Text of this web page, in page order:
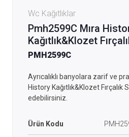
Wc Kağıtlıklar
Pmh2599C Mıra
Kağıtlık&Klozet
PMH2599C
Ayrıcalıklı banyolara zarif ve
History Kağıtlık&Klozet
edebilirsiniz.
Ürün Kodu